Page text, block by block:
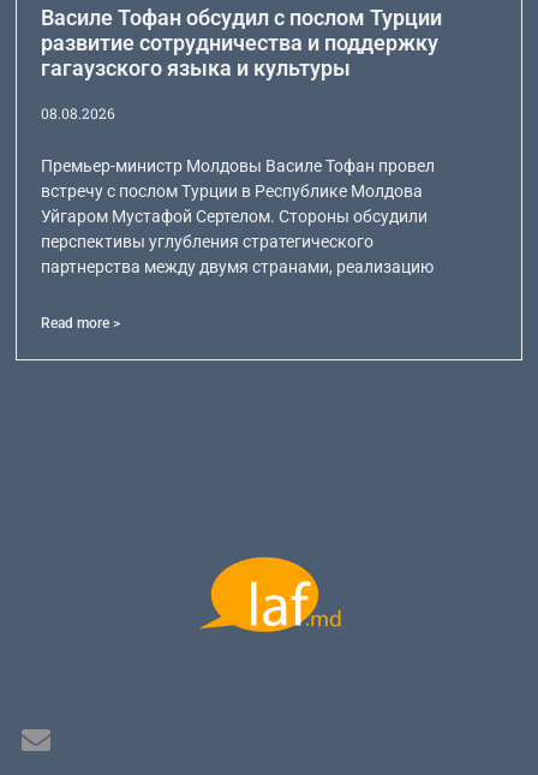
Василе Тофан обсудил с послом Турции
развитие сотрудничества и поддержку
гагаузского языка и культуры
08.08.2026
Премьер-министр Молдовы Василе Тофан провел
встречу с послом Турции в Республике Молдова
Уйгаром Мустафой Сертелом. Стороны обсудили
перспективы углубления стратегического
партнерства между двумя странами, реализацию
Read more >